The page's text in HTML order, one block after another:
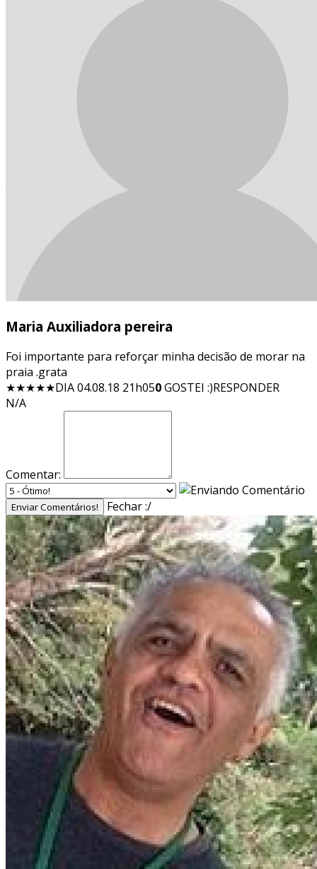
Maria Auxiliadora pereira
Foi importante para reforçar minha decisão de morar na
praia .grata
★★★★★DIA 04.08.18 21h050GOSTEI :)RESPONDER
N/A
Comentar:
Enviar Comentários! Fechar :/